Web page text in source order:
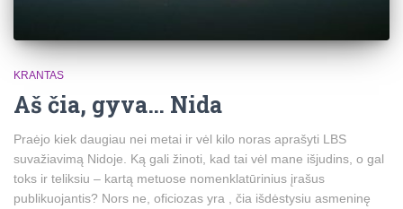
KRANTAS
Aš čia, gyva… Nida
Praėjo kiek daugiau nei metai ir vėl kilo noras aprašyti LBS
suvažiavimą Nidoje. Ką gali žinoti, kad tai vėl mane išjudins, o gal
toks ir teliksiu – kartą metuose nomenklatūrinius įrašus
publikuojantis? Nors ne, oficiozas yra , čia išdėstysiu asmeninę